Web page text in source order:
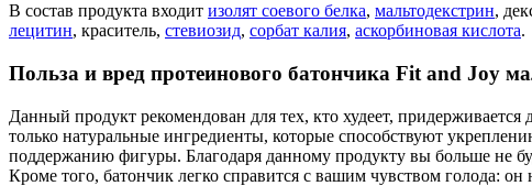
В состав продукта входит изолят соевого белка, мальтодекстрин,
лецитин, краситель, стевиозид, сорбат калия, аскорбиновая кислота.
Польза и вред протеинового батончика Fit and Joy
Данный продукт рекомендован для тех, кто худеет,
только натуральные ингредиенты, которые способствуют
поддержанию фигуры. Благодаря данному продукту вы больше не
Кроме того, батончик легко справится с вашим чувством голода: он